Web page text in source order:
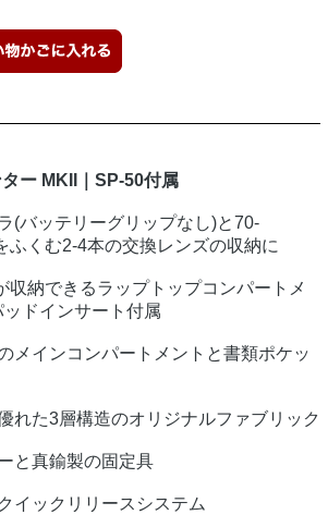
ー MKII｜SP-50付属
(バッテリーグリップなし)と70-
ふくむ2-4本の交換レンズの収納に
収納できるラップトップコンパートメ
ドインサート付属
メインコンパートメントと書類ポケッ
れた3層構造のオリジナルファブリック
と真鍮製の固定具
イックリリースシステム